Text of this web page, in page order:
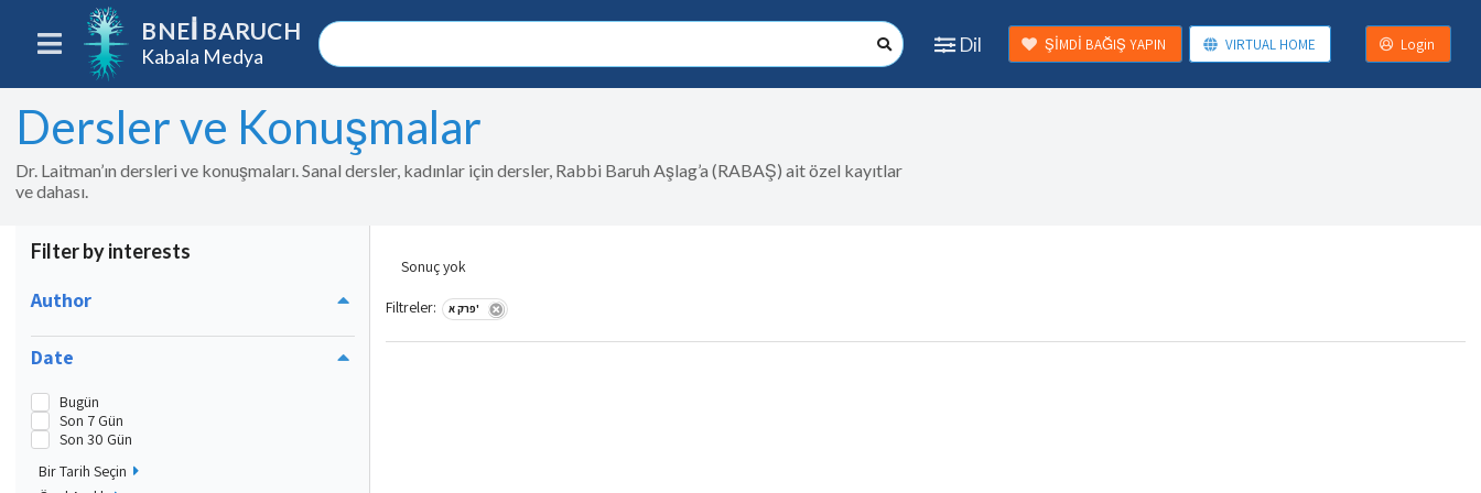
BNEI BARUCH
Kabala Medya
Dil ŞİMDİ BAĞIŞ YAPIN VIRTUAL HOME Login
Dersler ve Konuşmalar
Dr. Laitman’ın dersleri ve konuşmaları. Sanal dersler, kadınlar için dersler, Rabbi Baruh Aşlag’a (RABAŞ) ait özel kayıtlar
ve dahası.
Filter by interests
Author
Date
Bugün
Son 7 Gün
Son 30 Gün
Bir Tarih Seçin
Sonuç yok
Filtreler: פרק א'